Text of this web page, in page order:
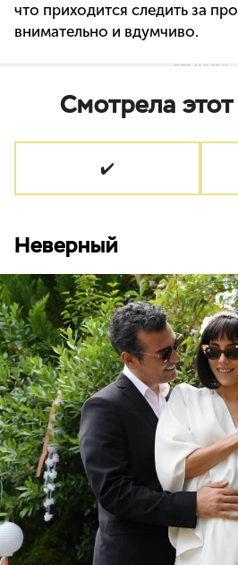
что приходится следить за
внимательно и вдумчиво.
Смотрела
✔️
Неверный